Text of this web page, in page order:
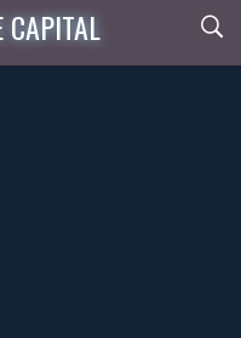
CAPITAL